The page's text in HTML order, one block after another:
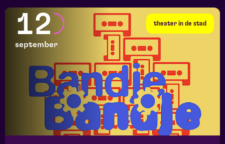
theater in de stad
12
september